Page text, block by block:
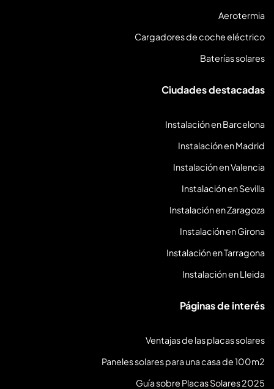
Aerotermia
Cargadores de coche eléctrico
Baterías solares
Ciudades destacadas
Instalación en Barcelona
Instalación en Madrid
Instalación en Valencia
Instalación en Sevilla
Instalación en Zaragoza
Instalación en Girona
Instalación en Tarragona
Instalación en Lleida
Páginas de interés
Ventajas de las placas solares
Paneles solares para una casa de 100m2
Guía sobre Placas Solares 2025